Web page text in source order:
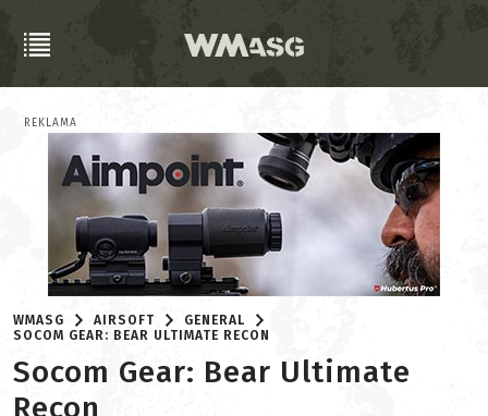
REKLAMA
WMASG AIRSOFT
GENERAL
SOCOM GEAR: BEAR ULTIMATE RECON
Socom Gear: Bear Ultimate
Recon